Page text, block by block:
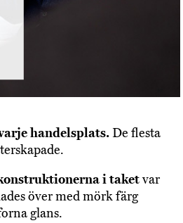
handelsplats.De flesta
i taketvar
över med mörk färg
glans.